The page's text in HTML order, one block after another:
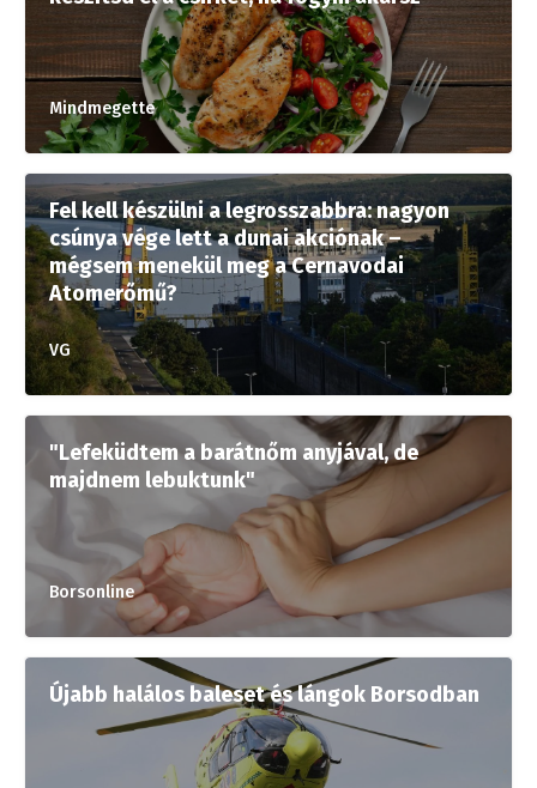
Mindmegette
Fel kell készülni a legrosszabbra: nagyon
csúnya vége lett a dunai akciónak –
mégsem menekül meg a Cernavodai
Atomerőmű?
VG
"Lefeküdtem a barátnőm anyjával, de
majdnem lebuktunk"
Borsonline
Újabb halálos baleset és lángok Borsodban